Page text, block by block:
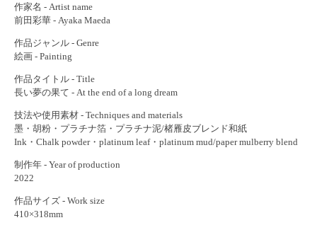
作家名 - Artist name
前田彩華 - Ayaka Maeda
作品ジャンル - Genre
絵画 - Painting
作品タイトル - Title
長い夢の果て - At the end of a long dream
技法や使用素材 - Techniques and materials
墨・胡粉・プラチナ箔・プラチナ泥/楮雁皮ブレンド和紙
Ink・Chalk powder・platinum leaf・platinum mud/paper mulberry blend
制作年 - Year of production
2022
作品サイズ - Work size
410×318mm